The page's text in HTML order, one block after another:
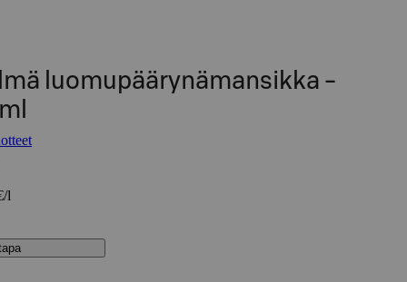
luomupäärynämansikka -
l